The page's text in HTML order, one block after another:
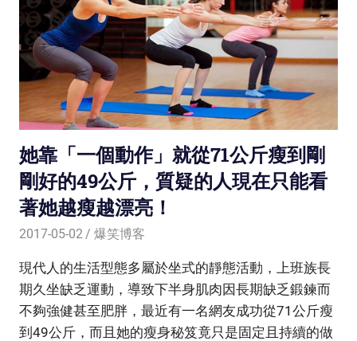
她靠「一個動作」就從71公斤瘦到剛
剛好的49公斤，質疑的人現在只能看
著她越瘦越漂亮！
2017-05-02 爆笑博客
現代人的生活型態多屬於坐式的靜態活動，上班族長
期久坐缺乏運動，導致下半身肌肉因長期缺乏鍛鍊而
不夠強健甚至肥胖，最近有一名網友成功從71公斤瘦
到49公斤，而且她的瘦身秘笈竟只是固定且持續的做